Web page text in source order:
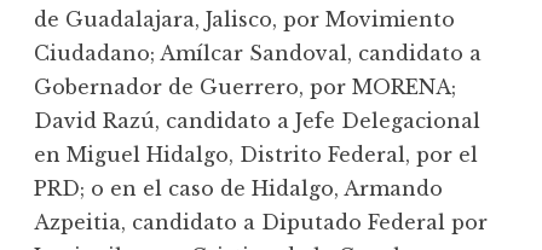
de Guadalajara, Jalisco, por Movimiento
Ciudadano; Amílcar Sandoval, candidato a
Gobernador de Guerrero, por MORENA;
David Razú, candidato a Jefe Delegacional
en Miguel Hidalgo, Distrito Federal, por el
PRD; o en el caso de Hidalgo, Armando
Azpeitia, candidato a Diputado Federal por